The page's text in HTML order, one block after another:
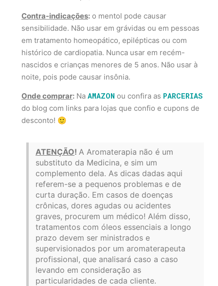
Contra-indicações: o mentol pode causar
sensibilidade. Não usar em grávidas ou em pessoas
em tratamento homeopático, epilépticas ou com
histórico de cardiopatia. Nunca usar em recém-
nascidos e crianças menores de 5 anos. Não usar à
noite, pois pode causar insônia.
Onde comprar: Na AMAZON ou confira as PARCERIAS
do blog com links para lojas que confio e cupons de
desconto! 🙂
ATENÇÃO! A Aromaterapia não é um
substituto da Medicina, e sim um
complemento dela. As dicas dadas aqui
referem-se a pequenos problemas e de
curta duração. Em casos de doenças
crônicas, dores agudas ou acidentes
graves, procurem um médico! Além disso,
tratamentos com óleos essenciais a longo
prazo devem ser ministrados e
supervisionados por um aromaterapeuta
profissional, que analisará caso a caso
levando em consideração as
particularidades de cada cliente.